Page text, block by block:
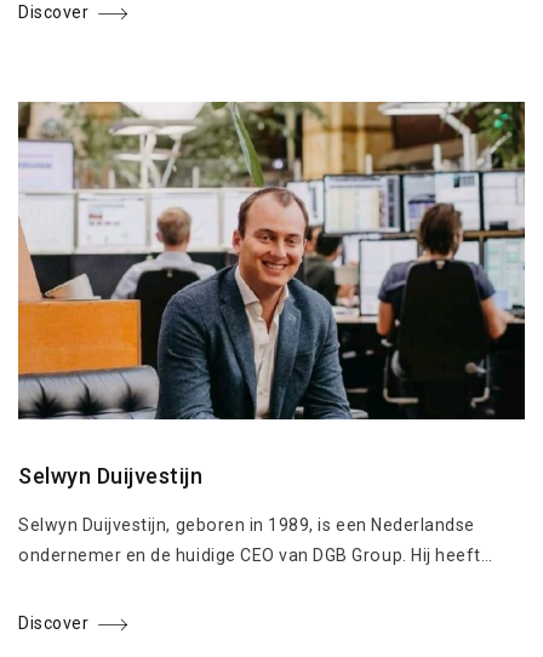
Discover
Selwyn Duijvestijn
Selwyn Duijvestijn, geboren in 1989, is een Nederlandse
ondernemer en de huidige CEO van DGB Group. Hij heeft…
Discover